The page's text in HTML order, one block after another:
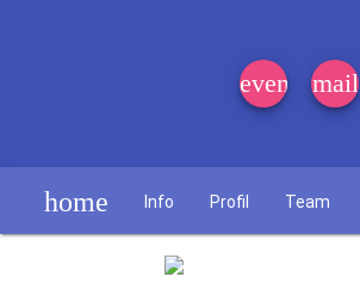
event_note
mail
home Info Profil Team